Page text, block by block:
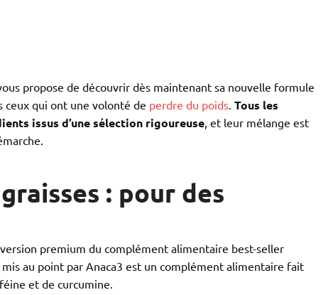
propose de découvrir dès maintenant sa nouvelle formule
ceux qui ont une volonté de perdre du poids. Tous les
issus d’une sélection rigoureuse, et leur mélange est
: pour des
premium du complément alimentaire best-seller
au point par Anaca3 est un complément alimentaire fait
et de curcumine.